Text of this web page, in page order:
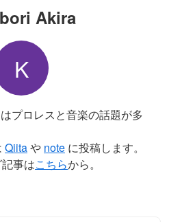
Akira
K
プロレスと音楽の話題が多
Qiitaや note に投稿します。
事はこちらから。